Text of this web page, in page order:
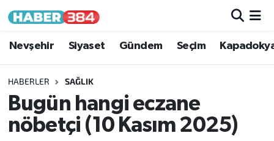
Nevşehir Siyaset Gündem Seçim
HABERLER SAĞLIK
Bugün hangi eczane
nöbetçi (10 Kasım 2025)
Nöbetçi Eczaneler
Hava Durumu
Trafik Durumu